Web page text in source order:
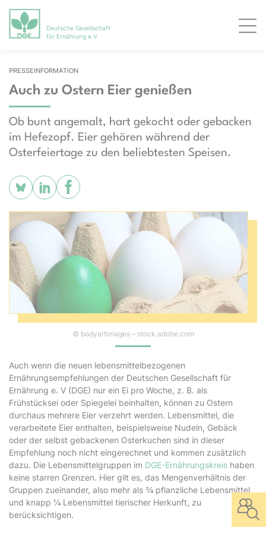
Deutsche Gesellschaft
für Ernährung e.V.
PRESSEINFORMATION
Auch zu Ostern Eier genießen
Ob bunt angemalt, hart gekocht oder gebacken
im Hefezopf. Eier gehören während der
Osterfeiertage zu den beliebtesten Speisen.
© bodyartimages – stock.adobe.com
Auch wenn die neuen lebensmittelbezogenen
Ernährungsempfehlungen der Deutschen Gesellschaft für
Ernährung e. V (DGE) nur ein Ei pro Woche, z. B. als
Frühstücksei oder Spiegelei beinhalten, können zu Ostern
durchaus mehrere Eier verzehrt werden. Lebensmittel, die
verarbeitete Eier enthalten, beispielsweise Nudeln, Gebäck
oder der selbst gebackenen Osterkuchen sind in dieser
Empfehlung noch nicht eingerechnet und kommen zusätzlich
dazu. Die Lebensmittelgruppen im DGE-Ernährungskreis haben
keine starren Grenzen. Hier gilt es, das Mengenverhältnis der
Gruppen zueinander, also mehr als ¾ pflanzliche Lebensmittel
und knapp ¼ Lebensmittel tierischer Herkunft, zu
berücksichtigen.